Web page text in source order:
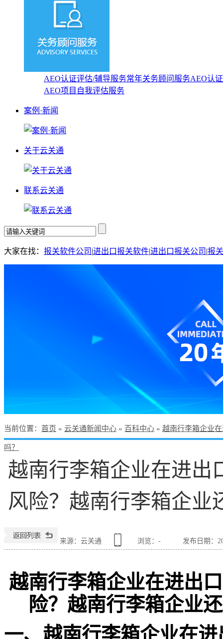
AEO认证评估/辅导服务常年关务顾问服务AEO认
AEO项目自我评估服务
案例·新闻
关于云关通
联系云关通
大家在找： 报关软件公司 |进出口报关软件|进出口报关公司 |报
当前位置： 首页 » 云关通新闻中心 » 百科中心 » 越南行李箱企业
吗？
越南行李箱企业在进出
风险？越南行李箱企业
来源：云关通 浏览： - 发布日期：
越南行李箱企业在进出
险？越南行李箱企业
一、越南行李箱企业在